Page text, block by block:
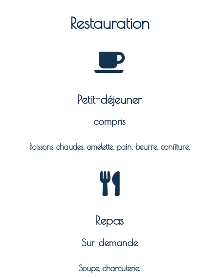
Restauration
Petit-déjeuner
compris
Boissons chaudes, omelette, pain, beurre, confiture.
Repas
Sur demande
Soupe, charcuterie.